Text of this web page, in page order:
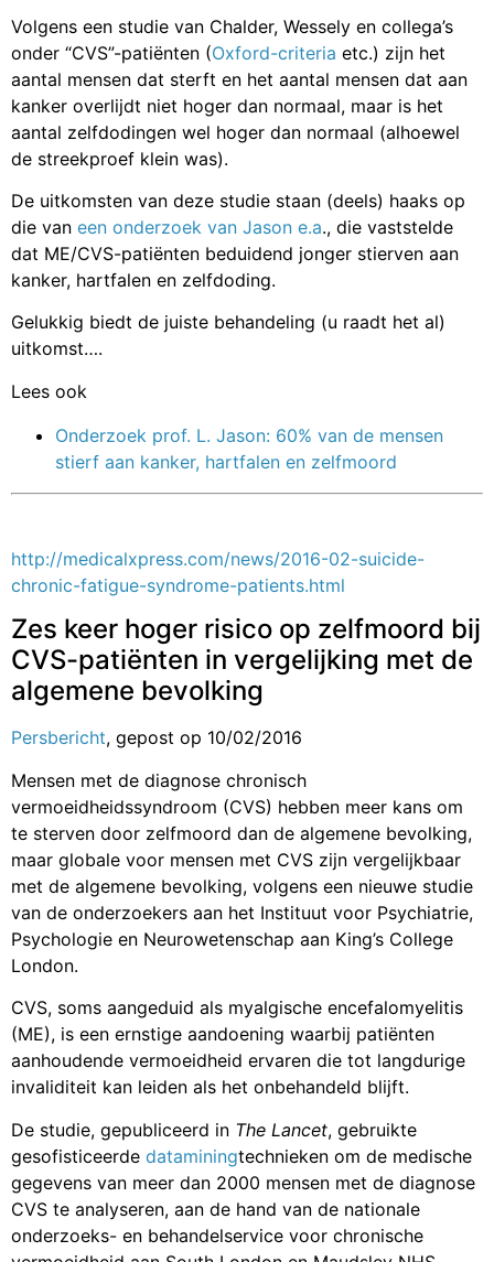
Volgens een studie van Chalder, Wessely en collega’s
onder “CVS”-patiënten (Oxford-criteria etc.) zijn het
aantal mensen dat sterft en het aantal mensen dat aan
kanker overlijdt niet hoger dan normaal, maar is het
aantal zelfdodingen wel hoger dan normaal (alhoewel
de streekproef klein was).
De uitkomsten van deze studie staan (deels) haaks op
die van een onderzoek van Jason e.a., die vaststelde
dat ME/CVS-patiënten beduidend jonger stierven aan
kanker, hartfalen en zelfdoding.
Gelukkig biedt de juiste behandeling (u raadt het al)
uitkomst….
Lees ook
Onderzoek prof. L. Jason: 60% van de mensen
stierf aan kanker, hartfalen en zelfmoord
http://medicalxpress.com/news/2016-02-suicide-
chronic-fatigue-syndrome-patients.html
Zes keer hoger risico op zelfmoord bij
CVS-patiënten in vergelijking met de
algemene bevolking
Persbericht, gepost op 10/02/2016
Mensen met de diagnose chronisch
vermoeidheidssyndroom (CVS) hebben meer kans om
te sterven door zelfmoord dan de algemene bevolking,
maar globale voor mensen met CVS zijn vergelijkbaar
met de algemene bevolking, volgens een nieuwe studie
van de onderzoekers aan het Instituut voor Psychiatrie,
Psychologie en Neurowetenschap aan King’s College
London.
CVS, soms aangeduid als myalgische encefalomyelitis
(ME), is een ernstige aandoening waarbij patiënten
aanhoudende vermoeidheid ervaren die tot langdurige
invaliditeit kan leiden als het onbehandeld blijft.
De studie, gepubliceerd in The Lancet, gebruikte
gesofisticeerde dataminingtechnieken om de medische
gegevens van meer dan 2000 mensen met de diagnose
CVS te analyseren, aan de hand van de nationale
onderzoeks- en behandelservice voor chronische